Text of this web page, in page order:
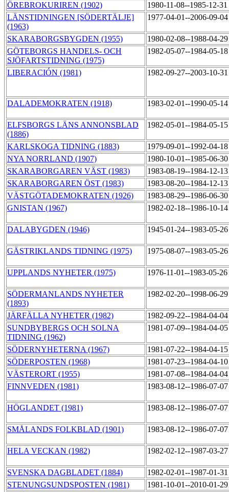
ÖREBROKURIREN (1902)
1980-11-08--1985-12-31
LÄNSTIDNINGEN [SÖDERTÄLJE]
(1963)
1977-04-01--2006-09-
SKARABORGSBYGDEN (1955)
1980-02-08--1988-04-
GÖTEBORGS HANDELS- OCH
SJÖFARTSTIDNING (1975)
1982-05-07--1984-05-
LIBERACIÓN (1981) 1982-09-27--2003-10-
DALADEMOKRATEN (1918) 1983-02-01--1990-05-
ELFSBORGS LÄNS ANNONSBLAD
(1886)
1982-05-01--1984-05-
KARLSKOGA TIDNING (1883)
1979-09-01--1992-04-
NYA NORRLAND (1907)
1980-10-01--1985-06-
SKARABORGAREN VÄST (1983)
1983-08-19--1984-12-
SKARABORGAREN ÖST (1983)
1983-08-20--1984-12-
VÄSTGÖTADEMOKRATEN (1926)
1983-08-29--1986-06-
GNISTAN (1967)
1982-02-18--1986-10-
DALABYGDEN (1946) 1945-01-24--1983-05-
GÄSTRIKLANDS TIDNING (1975) 1975-08-07--1983-05-
UPPLANDS NYHETER (1975) 1976-11-01--1983-05-26
SÖDERMANLANDS NYHETER
(1893)
1982-02-20--1998-06-
JÄRFÄLLA NYHETER (1982)
1982-09-22--1984-04-
SUNDBYBERGS OCH SOLNA
TIDNING (1962)
1981-07-09--1984-04-
SÖDERNYHETERNA (1967)
1981-07-22--1984-04-
SÖDERPOSTEN (1968)
1981-07-23--1984-04-
VÄSTERORT (1955)
1981-07-08--1984-04-
FINNVEDEN (1981)
1983-08-12--1986-07-
HÖGLANDET (1981) 1983-08-12--1986-07-
SMÅLANDS FOLKBLAD (1901) 1983-08-12--1986-07-
HELA VECKAN (1982) 1982-02-12--1987-03-
SVENSKA DAGBLADET (1884)
1982-02-01--1987-01-
STENUNGSUNDSPOSTEN (1981)
1981-10-01--2010-01-